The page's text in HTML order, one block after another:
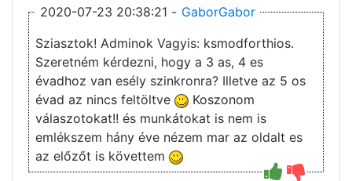
2020-07-23 20:38:21 - GaborGabor
Sziasztok! Adminok Vagyis: ksmodforthios.
Szeretném kérdezni, hogy a 3 as, 4 es
évadhoz van esély szinkronra? Illetve az 5 os
évad az nincs feltöltve
Koszonom
válaszotokat!! és munkátokat is nem is
emlékszem hány éve nézem mar az oldalt es
az előzőt is követtem